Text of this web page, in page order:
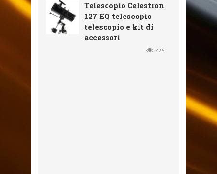
Telescopio Celestron
127 EQ telescopio
telescopio e kit di
accessori
826